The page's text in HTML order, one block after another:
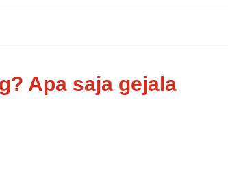
Apa saja gejala